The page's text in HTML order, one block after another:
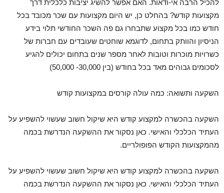
להכיל הרבה אי-ודאות. האם אפשר להשיג יציבות כלכלית דרך
מקצועות קודש? בהחלט כן, יש היום מקצועות עם שכר מכובד בכל
חודש כמו בכל מקצוע שתבחרו גם פה השכר החודשי תלוי בידע
הניסיון והוותק בתחום, לדוגמא שוחטים שעובדים עם חברות של
כשרויות מוכרות וטובות לאחר מספר שנים בתחום יכולים להגיע
לסכומים גבוהים מאד בכל בחודש (בין 30,000- 50,000)
השקעה ותשואה: כמה עולה קורסים במקצועות קודש
השקעה בהכשרה למקצוע קודש היא שיקול חשוב שעשוי להשפיע על
העתיד הכלכלי והאישי. כאן נסקור את ההשקעה הנדרשת בכמה
מהמקצועות הקודש הפופולריים.
השקעה בהכשרה למקצוע קודש היא שיקול חשוב שעשוי להשפיע על
העתיד הכלכלי והאישי. כאן נסקור את ההשקעה הנדרשת בכמה